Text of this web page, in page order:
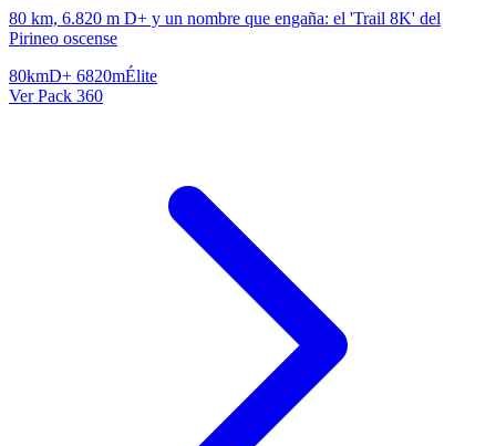
80 km, 6.820 m D+ y un nombre que engaña: el 'Trail 8K' del
Pirineo oscense
80kmD+ 6820mÉlite
Ver Pack 360